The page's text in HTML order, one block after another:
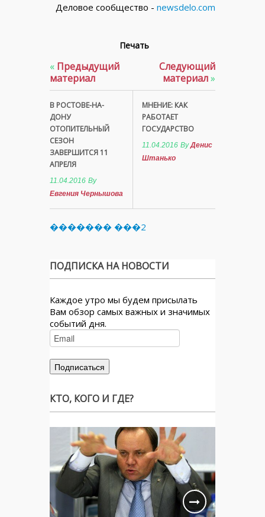
Деловое сообщество - newsdelo.com
Печать
« Предыдущий
материал
В РОСТОВЕ-НА-
ДОНУ
ОТОПИТЕЛЬНЫЙ
СЕЗОН
ЗАВЕРШИТСЯ 11
АПРЕЛЯ
11.04.2016 By
Евгения Чернышова
Следующий
материал»
МНЕНИЕ: КАК
РАБОТАЕТ
ГОСУДАРСТВО
11.04.2016 ByДенис
Штанько
������� ���2
ПОДПИСКА НА НОВОСТИ
Каждое утро мы будем присылать
Вам обзор самых важных и значимых
событий дня.
КТО, КОГО И ГДЕ?